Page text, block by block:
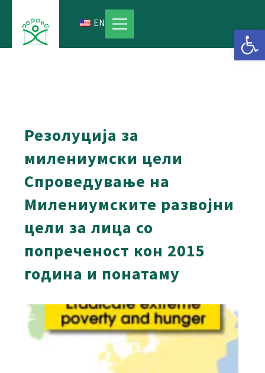
content
EN
Резолуција за
милениумски цели
Спроведување на
Милениумските развојни
цели за лица со
попреченост кон 2015
година и понатаму